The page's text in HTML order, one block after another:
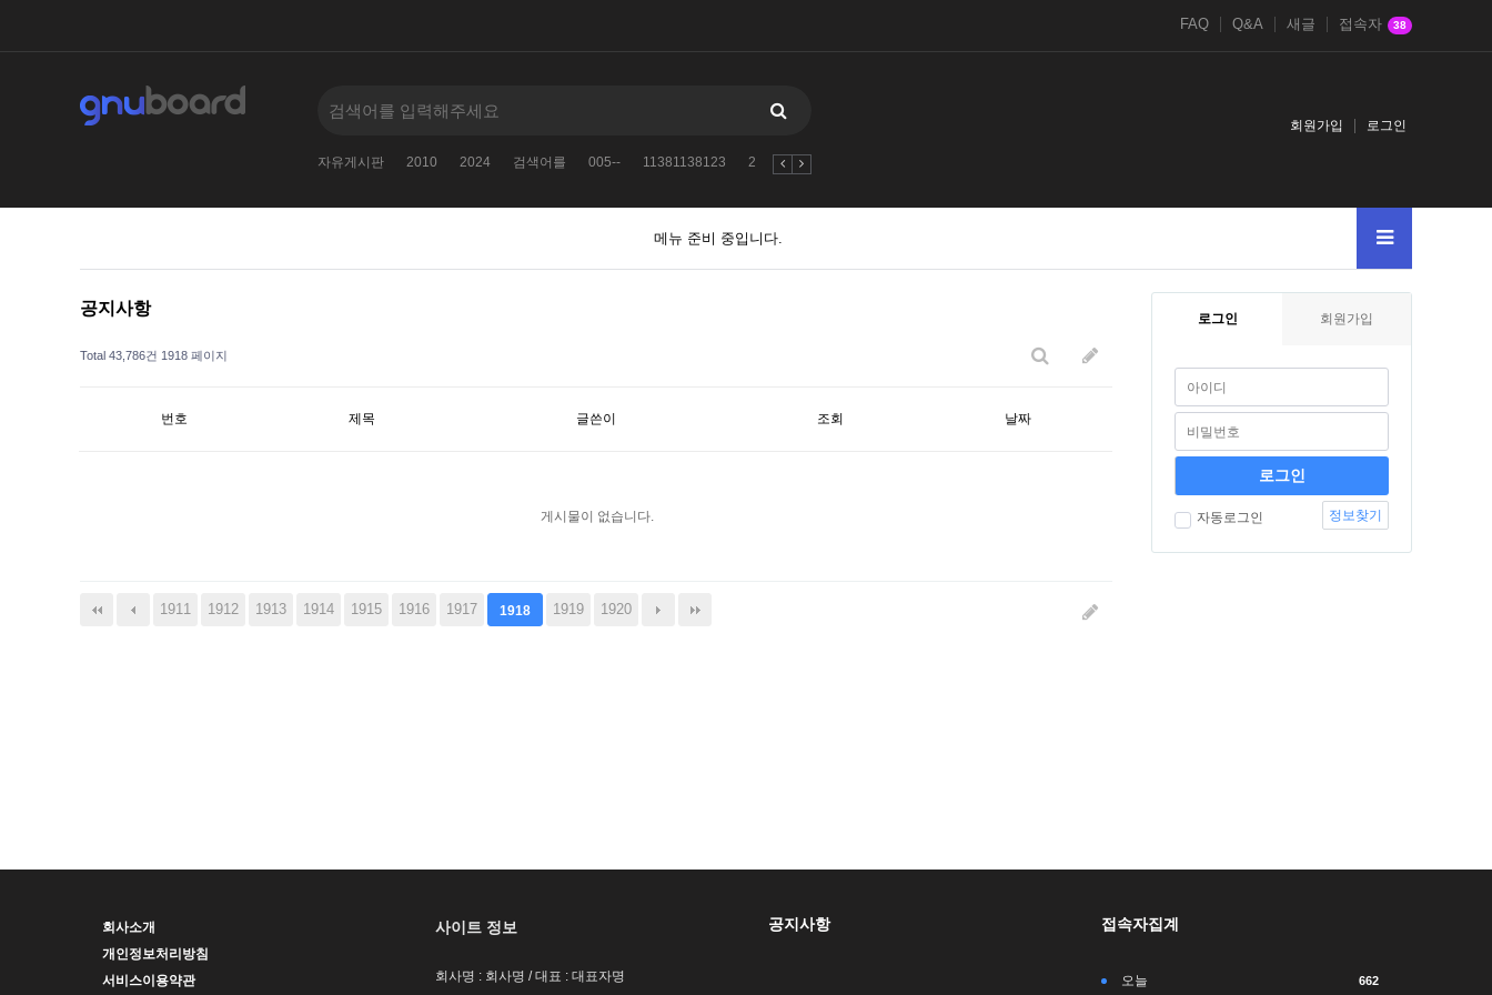
FAQ Q&A 새글 접속자 38
자유게시판 2010 2024 검색어를 005-- 11381138123 2 자유게시판
회원가입 로그인
메뉴 준비 중입니다.
공지사항
Total 43,786건 1918 페이지
번호 제목 글쓴이 조회 날짜
게시물이 없습니다.
1911 1912 1913 1914 1915 1916 1917 1918 1919 1920
다음 맨끝
로그인 회원가입
자동로그인 정보찾기
회사소개
개인정보처리방침
서비스이용약관
사이트 정보
회사명 : 회사명 / 대표 : 대표자명
공지사항 접속자집계
오늘 662